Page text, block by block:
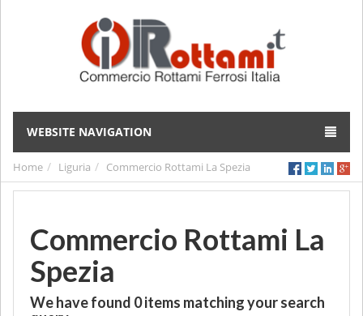
WEBSITE NAVIGATION
Home Liguria Commercio Rottami La Spezia
Commercio Rottami La
Spezia
We have found 0items matching your search